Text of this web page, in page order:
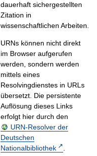
dauerhaft sichergestellten
Zitation in
wissenschaftlichen Arbeiten.
URNs können nicht direkt
im Browser aufgerufen
werden, sondern werden
mittels eines
Resolvingdienstes in URLs
übersetzt. Die persistente
Auflösung dieses Links
erfolgt hier durch den
URN-Resolver der
Deutschen
Nationalbibliothek
.